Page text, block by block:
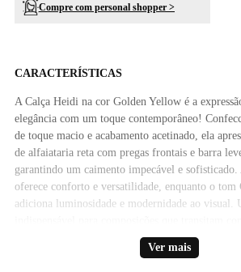
Compre com personal shopper >
CARACTERÍSTICAS
A Calça Heidi na cor Golden Yellow é a
elegância com um toque contemporâneo!
de toque macio e acabamento acetinado, ela
de alfaiataria reta com pregas frontais e barra
garantindo um caimento impecável e
oferece conforto e versatilidade, enquanto o tom
adiciona luminosidade e modernidade ao visual.
look às produções mais elegantes.
Ver mais